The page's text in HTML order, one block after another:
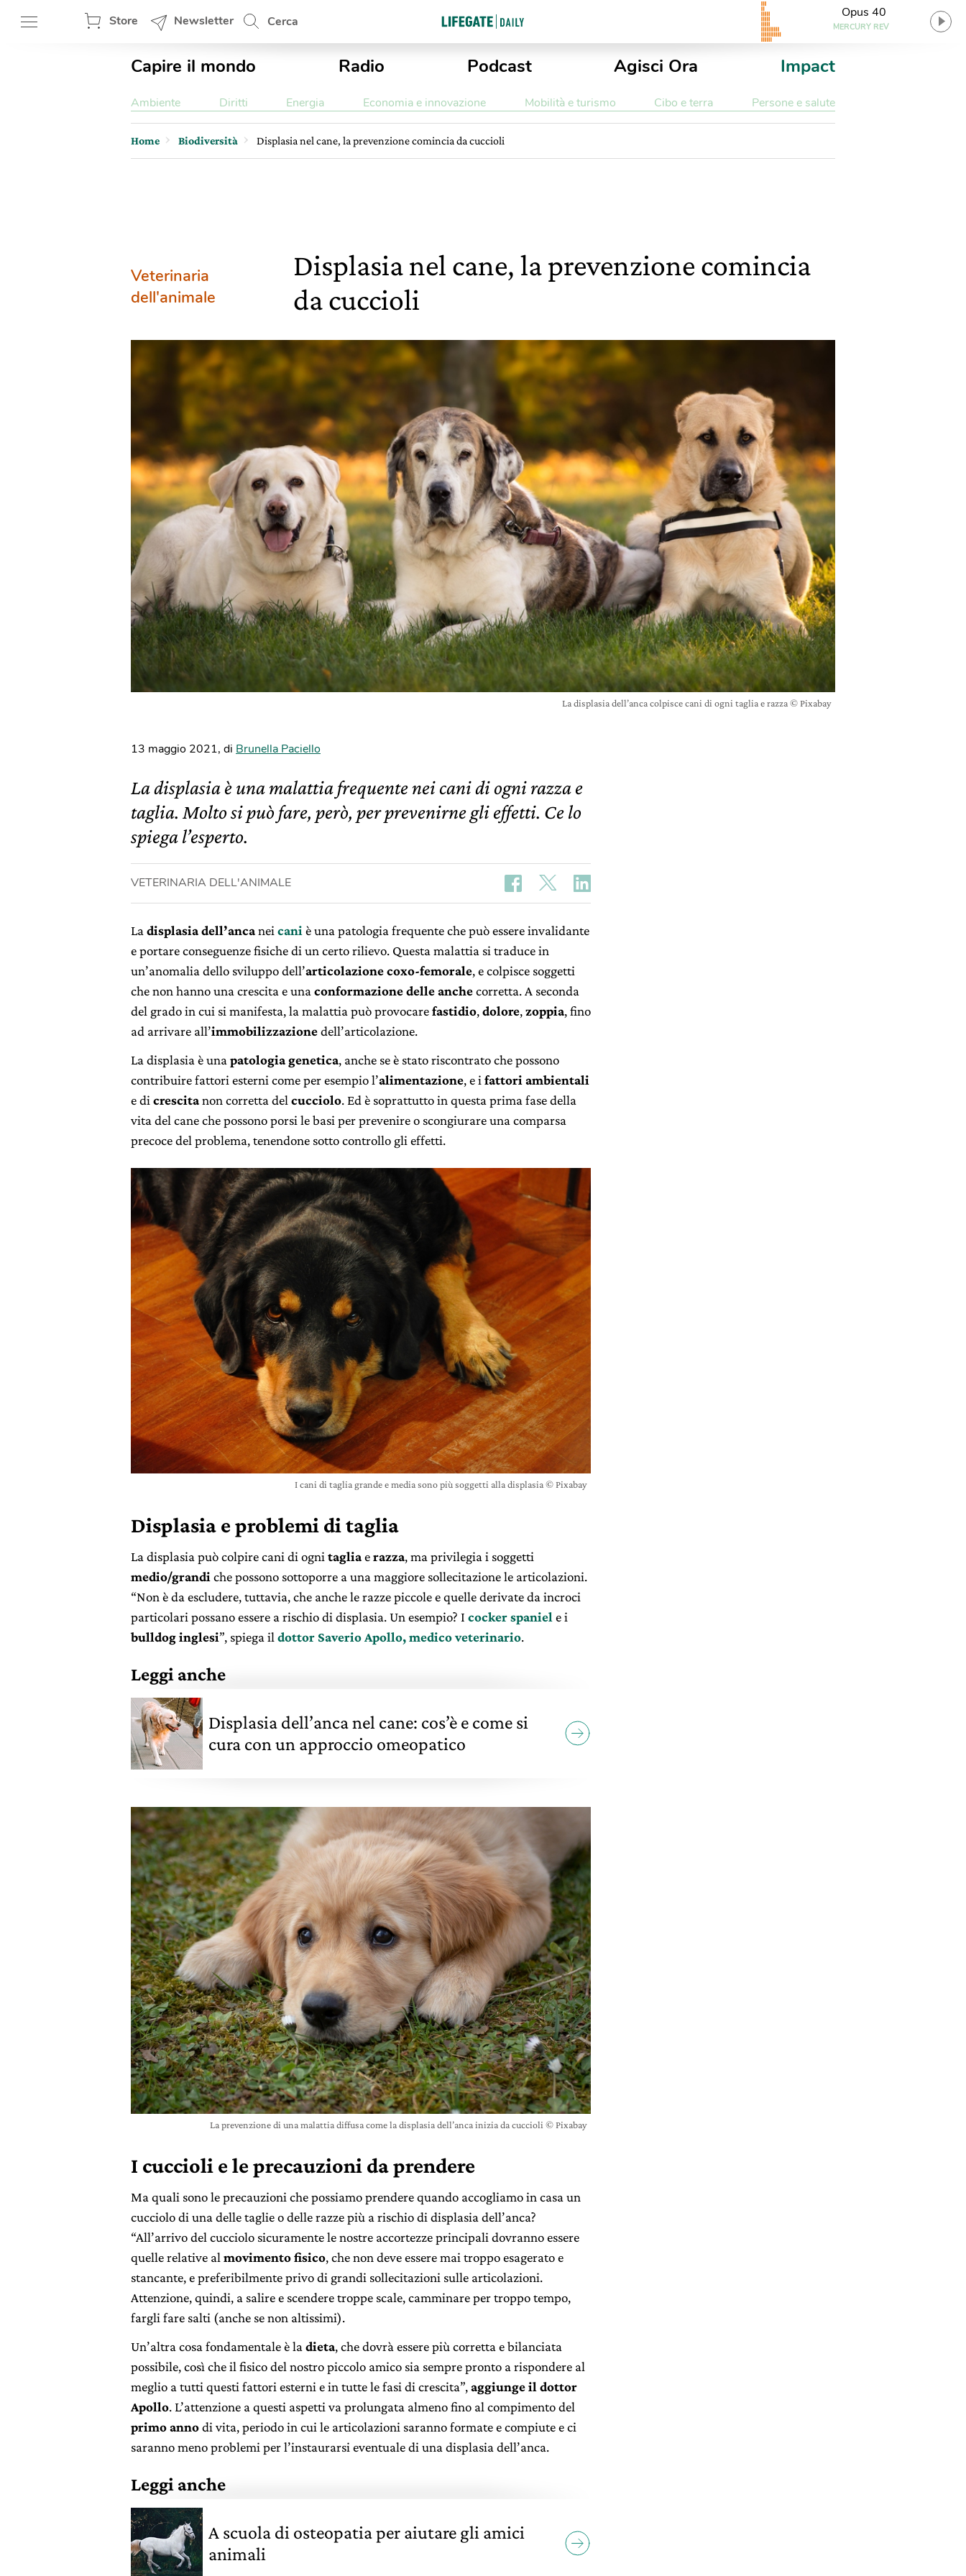
Store Newsletter Cerca
Opus 40
MERCURY REV
Capire il mondo Radio Podcast Agisci Ora Impact
Ambiente Diritti Energia Economia e innovazione Mobilità e turismo Cibo e terra Persone e salute
Home Biodiversità Displasia nel cane, la prevenzione comincia da cuccioli
Veterinaria
dell'animale
Displasia nel cane, la prevenzione comincia
da cuccioli
La displasia dell’anca colpisce cani di ogni taglia e razza © Pixabay
13 maggio 2021, di Brunella Paciello
La displasia è una malattia frequente nei cani di ogni razza e
taglia. Molto si può fare, però, per prevenirne gli effetti. Ce lo
spiega l’esperto.
VETERINARIA DELL'ANIMALE
La displasia dell’ancanei cani è una patologia frequente che può essere invalidante
e portare conseguenze fisiche di un certo rilievo. Questa malattia si traduce in
un’anomalia dello sviluppo dell’articolazione coxo-femorale, e colpisce soggetti
che non hanno una crescita e una conformazione delle anchecorretta. A seconda
del grado in cui si manifesta, la malattia può provocarefastidio,dolore,zoppia, fino
ad arrivare all’immobilizzazionedell’articolazione.
La displasia è una patologia genetica, anche se è stato riscontrato che possono
contribuire fattori esterni come per esempio l’alimentazione, e i fattori ambientali
e di crescitanon corretta del cucciolo. Ed è soprattutto in questa prima fase della
vita del cane che possono porsi le basi per prevenire o scongiurare una comparsa
precoce del problema, tenendone sotto controllo gli effetti.
I cani di taglia grande e media sono più soggetti alla displasia © Pixabay
Displasia e problemi di taglia
La displasia può colpire cani di ogni tagliaerazza, ma privilegia i soggetti
medio/grandi che possono sottoporre a una maggiore sollecitazione le articolazioni.
“Non è da escludere, tuttavia, che anche le razze piccole e quelle derivate da incroci
particolari possano essere a rischio di displasia. Un esempio? I cocker spaniel e i
bulldog inglesi”, spiega il dottor Saverio Apollo, medico veterinario.
Leggi anche
Displasia dell’anca nel cane: cos’è e come si
cura con un approccio omeopatico
La prevenzione di una malattia diffusa come la displasia dell’anca inizia da cuccioli © Pixabay
I cuccioli e le precauzioni da prendere
Ma quali sono le precauzioni che possiamo prendere quando accogliamo in casa un
cucciolo di una delle taglie o delle razze più a rischio di displasia dell’anca?
“All’arrivo del cucciolo sicuramente le nostre accortezze principali dovranno essere
quelle relative al movimento fisico, che non deve essere mai troppo esagerato e
stancante, e preferibilmente privo di grandi sollecitazioni sulle articolazioni.
Attenzione, quindi, a salire e scendere troppe scale, camminare per troppo tempo,
fargli fare salti (anche se non altissimi).
Un’altra cosa fondamentale è la dieta, che dovrà essere più corretta e bilanciata
possibile, così che il fisico del nostro piccolo amico sia sempre pronto a rispondere al
meglio a tutti questi fattori esterni e in tutte le fasi di crescita”,aggiunge il dottor
Apollo. L’attenzione a questi aspetti va prolungata almeno fino al compimento del
primo annodi vita, periodo in cui le articolazioni saranno formate e compiute e ci
saranno meno problemi per l’instaurarsi eventuale di una displasia dell’anca.
Leggi anche
A scuola di osteopatia per aiutare gli amici
animali